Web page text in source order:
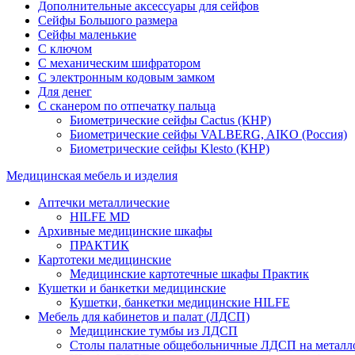
Дополнительные аксессуары для сейфов
Сейфы Большого размера
Сейфы маленькие
С ключом
С механическим шифратором
С электронным кодовым замком
Для денег
С сканером по отпечатку пальца
Биометрические сейфы Cactus (КНР)
Биометрические сейфы VALBERG, AIKO (Россия)
Биометрические сейфы Klesto (КНР)
Медицинская мебель и изделия
Аптечки металлические
HILFE MD
Архивные медицинские шкафы
ПРАКТИК
Картотеки медицинские
Медицинские картотечные шкафы Практик
Кушетки и банкетки медицинские
Кушетки, банкетки медицинские HILFE
Мебель для кабинетов и палат (ЛДСП)
Медицинские тумбы из ЛДСП
Столы палатные общебольничные ЛДСП на